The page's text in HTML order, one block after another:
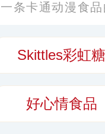
一条卡通动漫食品
喜爱。更多
Skittles彩虹
好心情食品